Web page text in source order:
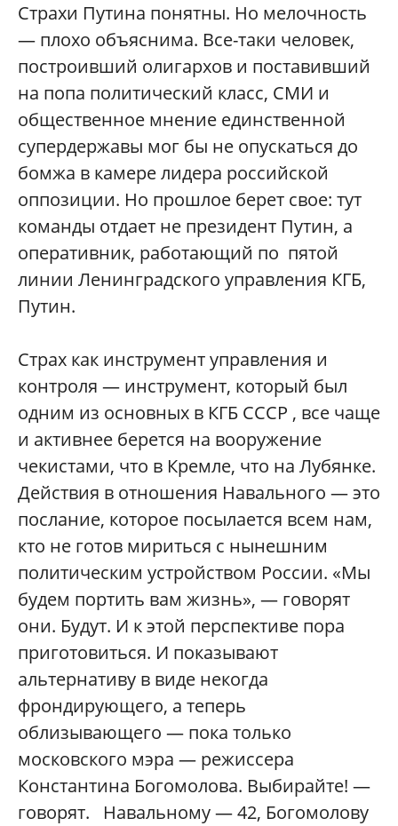
Страхи Путина понятны. Но мелочность
— плохо объяснима. Все-таки человек,
построивший олигархов и поставивший
на попа политический класс, СМИ и
общественное мнение единственной
супердержавы мог бы не опускаться до
бомжа в камере лидера российской
оппозиции. Но прошлое берет свое: тут
команды отдает не президент Путин, а
оперативник, работающий по пятой
линии Ленинградского управления КГБ,
Путин.
Страх как инструмент управления и
контроля — инструмент, который был
одним из основных в КГБ СССР , все чаще
и активнее берется на вооружение
чекистами, что в Кремле, что на Лубянке.
Действия в отношения Навального — это
послание, которое посылается всем нам,
кто не готов мириться с нынешним
политическим устройством России. «Мы
будем портить вам жизнь», — говорят
они. Будут. И к этой перспективе пора
приготовиться. И показывают
альтернативу в виде некогда
фрондирующего, а теперь
облизывающего — пока только
московского мэра — режиссера
Константина Богомолова. Выбирайте! —
говорят. Навальному — 42, Богомолову